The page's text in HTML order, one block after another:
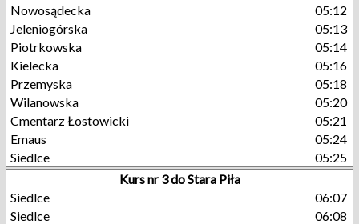
Nowosądecka
05:12
Jeleniogórska
05:13
Piotrkowska
05:14
Kielecka
05:16
Przemyska
05:18
Wilanowska
05:20
Cmentarz Łostowicki
05:21
Emaus
05:24
Siedlce
05:25
Kurs nr 3 do Stara Piła
Siedlce
06:07
Siedlce
06:08